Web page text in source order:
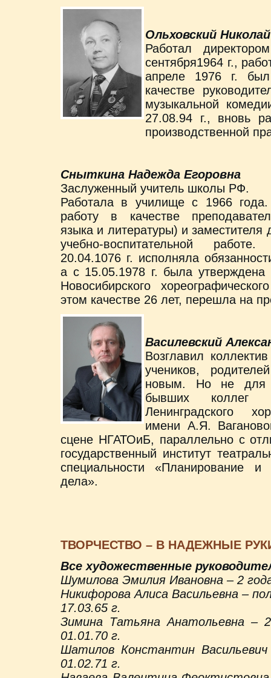
Ольховский
Работал
сентября1964 г.,
апреле 1976 г.
качестве
музыкальной
27.08.94 г., вновь
производственной
Сныткина Надежда Егоровна
Заслуженный учитель школы РФ.
Работала в училище с 1966
работу в качестве
языка и литературы) и заместителя
учебно-воспитательной
20.04.1076 г. исполняла
а с 15.05.1978 г. была утверждена
Новосибирского
этом качестве 26 лет, перешла на
Василевский
Возглавил
учеников,
новым. Но не для
бывших коллег
Ленинградского
имени А.Я.
сцене НГАТОиБ, параллельно с
государственный институт
специальности «Планирование и
дела».
ТВОРЧЕСТВО – В НАДЕЖНЫЕ
Все художественные
Шумилова Эмилия Ивановна – 2
Никифорова Алиса Васильевна –
17.03.65 г.
Зимина Татьяна Анатольевна –
01.01.70 г.
Шатилов Константин
01.02.71 г.